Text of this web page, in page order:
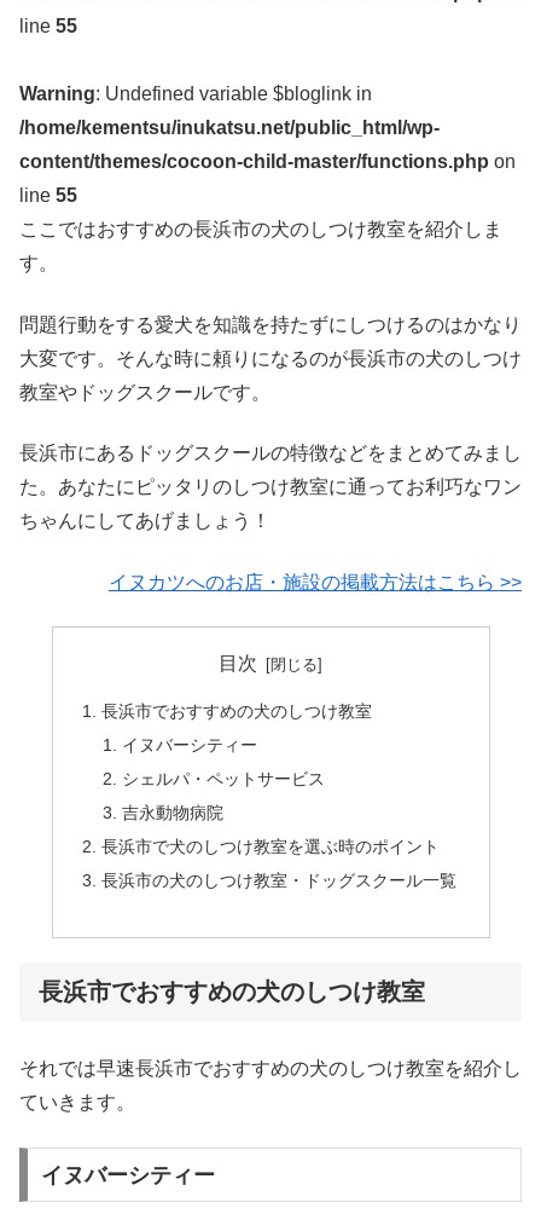
line 55
Warning: Undefined variable $bloglink in
/home/kementsu/inukatsu.net/public_html/wp-
content/themes/cocoon-child-master/functions.php on
line 55
ここではおすすめの長浜市の犬のしつけ教室を紹介しま
す。
問題行動をする愛犬を知識を持たずにしつけるのはかなり
大変です。そんな時に頼りになるのが長浜市の犬のしつけ
教室やドッグスクールです。
長浜市にあるドッグスクールの特徴などをまとめてみまし
た。あなたにピッタリのしつけ教室に通ってお利巧なワン
ちゃんにしてあげましょう！
イヌカツへのお店・施設の掲載方法はこちら >>
目次
長浜市でおすすめの犬のしつけ教室
イヌバーシティー
シェルパ・ペットサービス
吉永動物病院
長浜市で犬のしつけ教室を選ぶ時のポイント
長浜市の犬のしつけ教室・ドッグスクール一覧
長浜市でおすすめの犬のしつけ教室
それでは早速長浜市でおすすめの犬のしつけ教室を紹介し
ていきます。
イヌバーシティー